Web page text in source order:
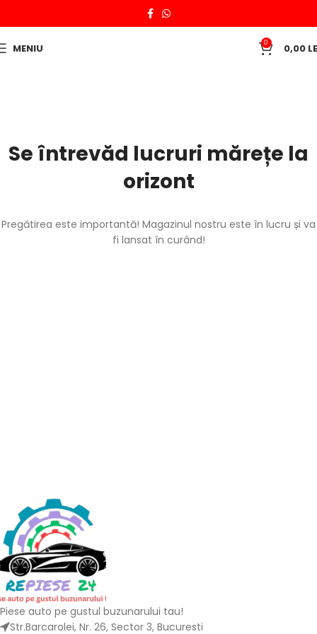
MENIU 0 0,00
Se întrevăd lucruri mărețe la
orizont
Pregătirea este importantă! Magazinul nostru este în lucru și va
fi lansat în curând!
Piese auto pe gustul buzunarului tau!
Str.Barcarolei, Nr. 26, Sector 3, Bucuresti